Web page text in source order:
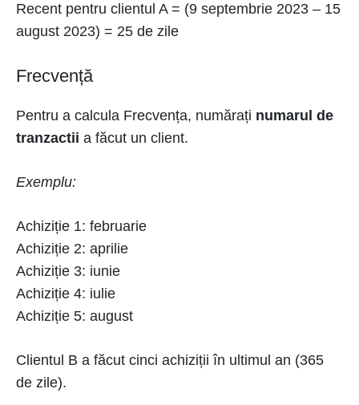
Recent pentru clientul A = (9 septembrie 2023 – 15
august 2023) = 25 de zile
Frecvență
Pentru a calcula Frecvența, numărați numarul de
tranzactii a făcut un client.
Exemplu:
Achiziție 1: februarie
Achiziție 2: aprilie
Achiziție 3: iunie
Achiziție 4: iulie
Achiziție 5: august
Clientul B a făcut cinci achiziții în ultimul an (365
de zile).